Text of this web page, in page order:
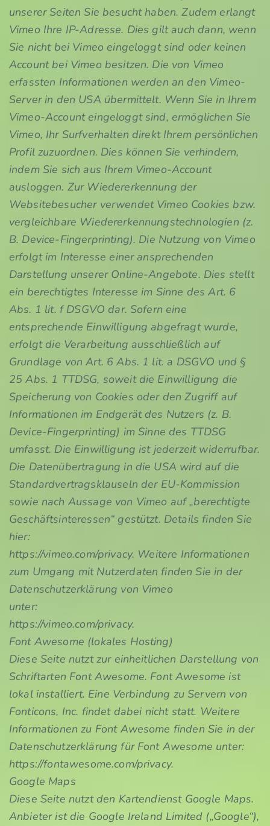
unserer Seiten Sie besucht haben. Zudem erlangt
Vimeo Ihre IP-Adresse. Dies gilt auch dann, wenn
Sie nicht bei Vimeo eingeloggt sind oder keinen
Account bei Vimeo besitzen. Die von Vimeo
erfassten Informationen werden an den Vimeo-
Server in den USA übermittelt. Wenn Sie in Ihrem
Vimeo-Account eingeloggt sind, ermöglichen Sie
Vimeo, Ihr Surfverhalten direkt Ihrem persönlichen
Profil zuzuordnen. Dies können Sie verhindern,
indem Sie sich aus Ihrem Vimeo-Account
ausloggen. Zur Wiedererkennung der
Websitebesucher verwendet Vimeo Cookies bzw.
vergleichbare Wiedererkennungstechnologien (z.
B. Device-Fingerprinting). Die Nutzung von Vimeo
erfolgt im Interesse einer ansprechenden
Darstellung unserer Online-Angebote. Dies stellt
ein berechtigtes Interesse im Sinne des Art. 6
Abs. 1 lit. f DSGVO dar. Sofern eine
entsprechende Einwilligung abgefragt wurde,
erfolgt die Verarbeitung ausschließlich auf
Grundlage von Art. 6 Abs. 1 lit. a DSGVO und §
25 Abs. 1 TTDSG, soweit die Einwilligung die
Speicherung von Cookies oder den Zugriff auf
Informationen im Endgerät des Nutzers (z. B.
Device-Fingerprinting) im Sinne des TTDSG
umfasst. Die Einwilligung ist jederzeit widerrufbar.
Die Datenübertragung in die USA wird auf die
Standardvertragsklauseln der EU-Kommission
sowie nach Aussage von Vimeo auf „berechtigte
Geschäftsinteressen“ gestützt. Details finden Sie
hier:
https://vimeo.com/privacy. Weitere Informationen
zum Umgang mit Nutzerdaten finden Sie in der
Datenschutzerklärung von Vimeo
unter:
https://vimeo.com/privacy.
Font Awesome (lokales Hosting)
Diese Seite nutzt zur einheitlichen Darstellung von
Schriftarten Font Awesome. Font Awesome ist
lokal installiert. Eine Verbindung zu Servern von
Fonticons, Inc. findet dabei nicht statt. Weitere
Informationen zu Font Awesome finden Sie in der
Datenschutzerklärung für Font Awesome unter:
https://fontawesome.com/privacy.
Google Maps
Diese Seite nutzt den Kartendienst Google Maps.
Anbieter ist die Google Ireland Limited („Google“),